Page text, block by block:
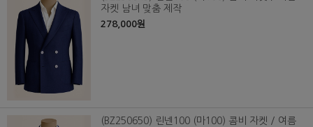
자켓 남녀 맞춤 제작
278,000원
(BZ250650) 린넨100 (마100) 콤비 자켓 / 여름